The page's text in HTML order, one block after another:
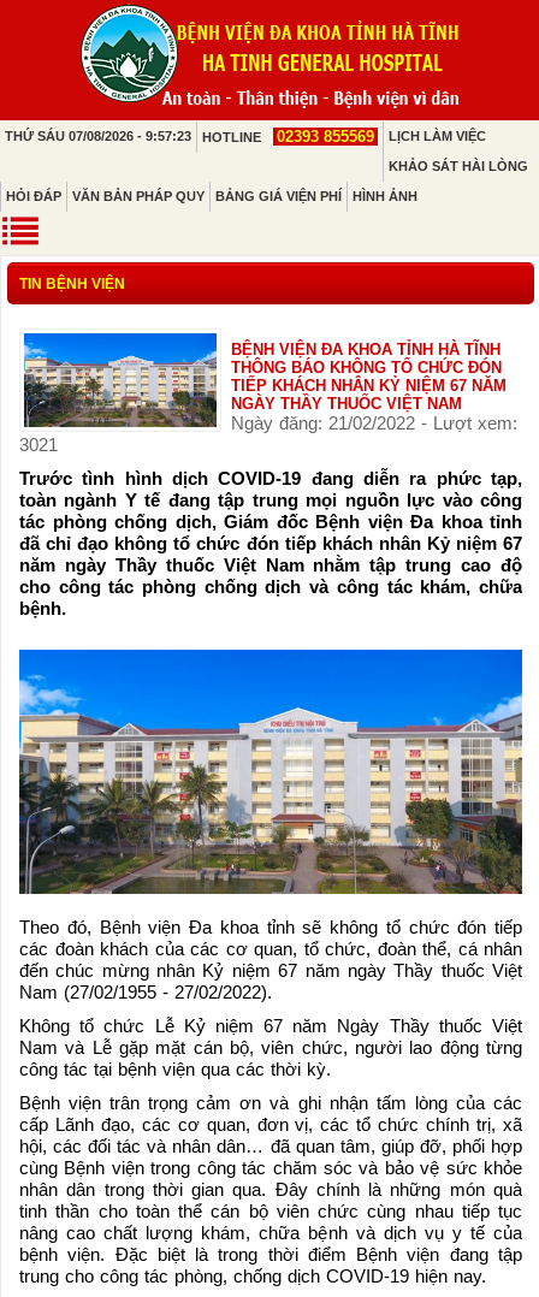
THỨ SÁU 07/08/2026 - 9:57:23 HOTLINE 02393 855569 LỊCH LÀM VIỆC
KHẢO SÁT HÀI LÒNG
HỎI ĐÁP VĂN BẢN PHÁP QUY BẢNG GIÁ VIỆN PHÍ HÌNH ẢNH
TIN BỆNH VIỆN
BỆNH VIỆN ĐA KHOA TỈNH HÀ TĨNH
THÔNG BÁO KHÔNG TỔ CHỨC ĐÓN
TIẾP KHÁCH NHÂN KỶ NIỆM 67 NĂM
NGÀY THẦY THUỐC VIỆT NAM
Ngày đăng: 21/02/2022 - Lượt xem:
3021
Trước tình hình dịch COVID-19 đang diễn ra phức tạp,
toàn ngành Y tế đang tập trung mọi nguồn lực vào công
tác phòng chống dịch, Giám đốc Bệnh viện Đa khoa tỉnh
đã chỉ đạo không tổ chức đón tiếp khách nhân Kỷ niệm 67
năm ngày Thầy thuốc Việt Nam nhằm tập trung cao độ
cho công tác phòng chống dịch và công tác khám, chữa
bệnh.
Theo đó, Bệnh viện Đa khoa tỉnh sẽ không tổ chức đón tiếp
các đoàn khách của các cơ quan, tổ chức, đoàn thể, cá nhân
đến chúc mừng nhân Kỷ niệm 67 năm ngày Thầy thuốc Việt
Nam (27/02/1955 - 27/02/2022).
Không tổ chức Lễ Kỷ niệm 67 năm Ngày Thầy thuốc Việt
Nam và Lễ gặp mặt cán bộ, viên chức, người lao động từng
công tác tại bệnh viện qua các thời kỳ.
Bệnh viện trân trọng cảm ơn và ghi nhận tấm lòng của các
cấp Lãnh đạo, các cơ quan, đơn vị, các tổ chức chính trị, xã
hội, các đối tác và nhân dân… đã quan tâm, giúp đỡ, phối hợp
cùng Bệnh viện trong công tác chăm sóc và bảo vệ sức khỏe
nhân dân trong thời gian qua. Đây chính là những món quà
tinh thần cho toàn thể cán bộ viên chức cùng nhau tiếp tục
nâng cao chất lượng khám, chữa bệnh và dịch vụ y tế của
bệnh viện. Đặc biệt là trong thời điểm Bệnh viện đang tập
trung cho công tác phòng, chống dịch COVID-19 hiện nay.